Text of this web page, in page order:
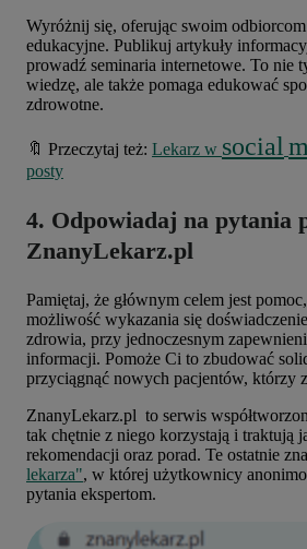
Wyróżnij się, oferując swoim
edukacyjne. Publikuj artykuły
prowadź seminaria internetowe. To nie
wiedzę, ale także pomaga edukować
zdrowotne.
🔖 Przeczytaj też: Lekarz w social
posty
4. Odpowiadaj na pytania
ZnanyLekarz.pl
Pamiętaj, że głównym celem jest
możliwość wykazania się
zdrowia, przy jednoczesnym
informacji. Pomoże Ci to zbudować
przyciągnąć nowych pacjentów, którzy
ZnanyLekarz.pl to serwis
tak chętnie z niego korzystają i traktują
rekomendacji oraz porad. Te ostatnie
lekarza", w której użytkownicy
pytania ekspertom.